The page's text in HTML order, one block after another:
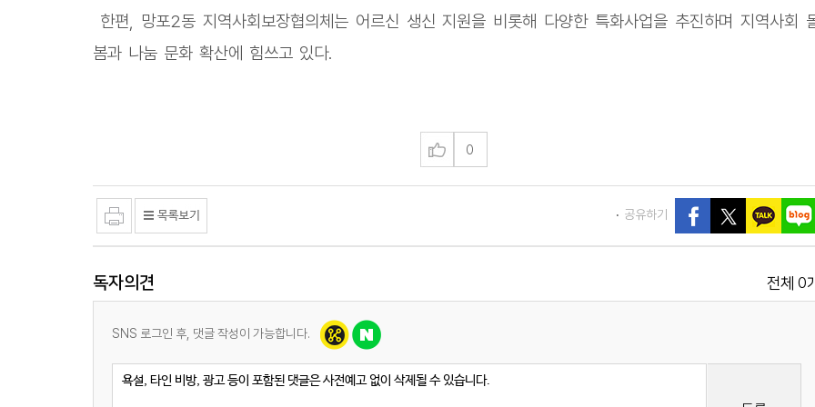
한편, 망포2동 지역사회보장협의체는 어르신 생신 지원을 비롯해 다양한 특화사업을 추진하며 지역사회
봄과 나눔 문화 확산에 힘쓰고 있다.
0
공유하기
독자의견 전체 0
SNS 로그인 후, 댓글 작성이 가능합니다.